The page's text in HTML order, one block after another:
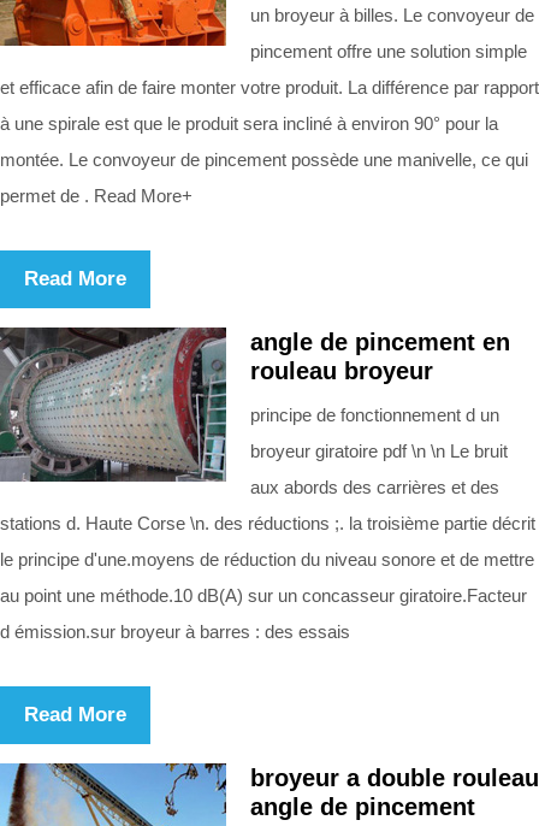
un broyeur à billes. Le convoyeur de
pincement offre une solution simple
et efficace afin de faire monter votre produit. La différence par rapport
à une spirale est que le produit sera incliné à environ 90° pour la
montée. Le convoyeur de pincement possède une manivelle, ce qui
permet de . Read More+
Read More
angle de pincement en
rouleau broyeur
principe de fonctionnement d un
broyeur giratoire pdf \n \n Le bruit
aux abords des carrières et des
stations d. Haute Corse \n. des réductions ;. la troisième partie décrit
le principe d'une.moyens de réduction du niveau sonore et de mettre
au point une méthode.10 dB(A) sur un concasseur giratoire.Facteur
d émission.sur broyeur à barres : des essais
Read More
broyeur a double rouleau
angle de pincement